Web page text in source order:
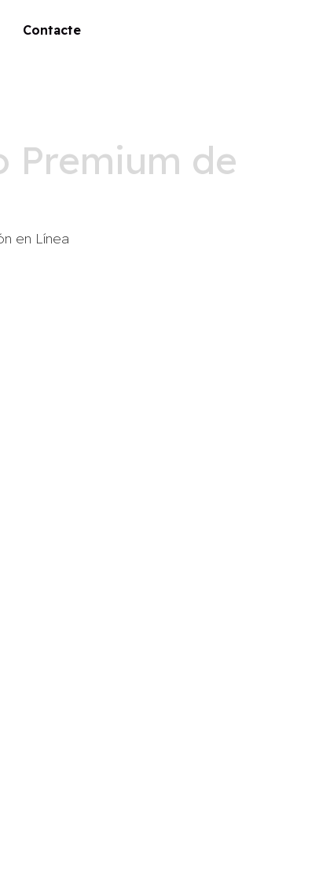
Contacte
Premium de
en Línea